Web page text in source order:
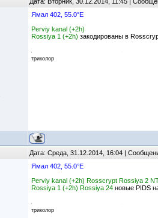
Ямал 402, 55.0°E
Perviy kanal (+2h)
Rossiya 1 (+2h) закодированы в
триколор
Дата: Среда, 31.12.2014, 16:04 |
Ямал 402, 55.0°E
Perviy kanal (+2h) Rosscrypt Rossiya 2
Rossiya 1 (+2h) Rossiya 24 новые PIDS
триколор